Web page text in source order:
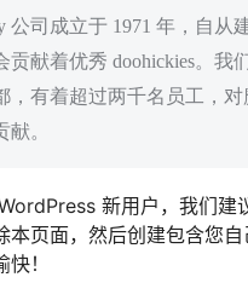
公司成立于 1971 年，自从
贡献着优秀 doohickies。我
，有着超过两千名员工，对
。
新用户，我们建
本页面，然后创建包含您
！